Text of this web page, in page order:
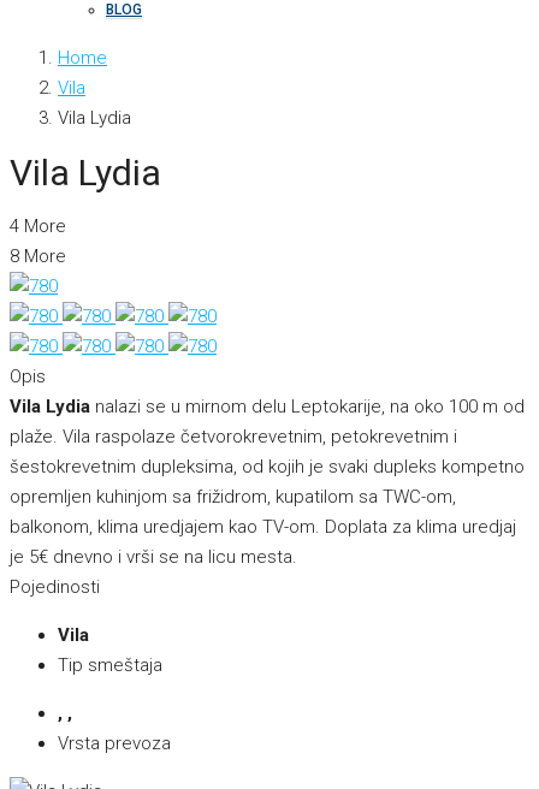
BLOG
Home
Vila
Vila Lydia
Vila Lydia
4 More
8 More
Opis
Vila Lydia nalazi se u mirnom delu Leptokarije, na oko 100 m od
plaže. Vila raspolaze četvorokrevetnim, petokrevetnim i
šestokrevetnim dupleksima, od kojih je svaki dupleks kompetno
opremljen kuhinjom sa frižidrom, kupatilom sa TWC-om,
balkonom, klima uredjajem kao TV-om. Doplata za klima uredjaj
je 5€ dnevno i vrši se na licu mesta.
Pojedinosti
Vila
Tip smeštaja
, ,
Vrsta prevoza